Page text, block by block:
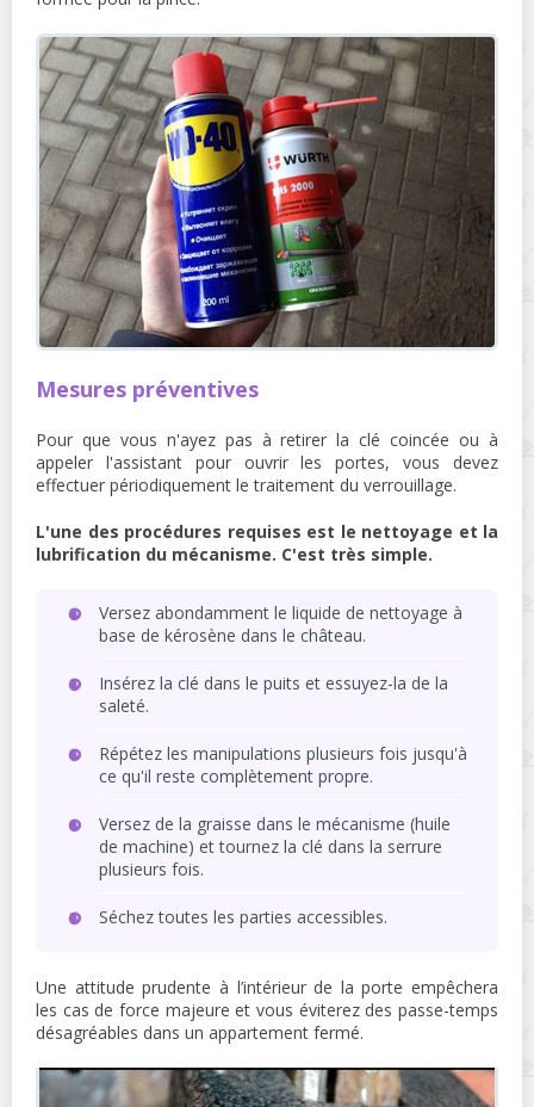
Mesures préventives
Pour que vous n'ayez pas à retirer la clé coincée ou à
appeler l'assistant pour ouvrir les portes, vous devez
effectuer périodiquement le traitement du verrouillage.
L'une des procédures requises est le nettoyage et la
lubrification du mécanisme. C'est très simple.
Versez abondamment le liquide de nettoyage à
base de kérosène dans le château.
Insérez la clé dans le puits et essuyez-la de la
saleté.
Répétez les manipulations plusieurs fois jusqu'à
ce qu'il reste complètement propre.
Versez de la graisse dans le mécanisme (huile
de machine) et tournez la clé dans la serrure
plusieurs fois.
Séchez toutes les parties accessibles.
Une attitude prudente à l’intérieur de la porte empêchera
les cas de force majeure et vous éviterez des passe-temps
désagréables dans un appartement fermé.